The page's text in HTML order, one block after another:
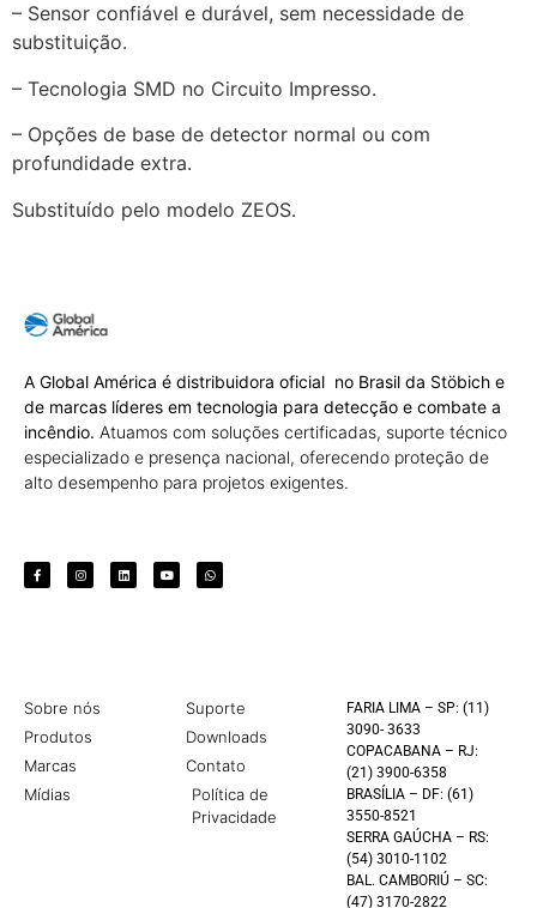
– Sensor confiável e durável, sem necessidade de
substituição.
– Tecnologia SMD no Circuito Impresso.
– Opções de base de detector normal ou com
profundidade extra.
Substituído pelo modelo ZEOS.
A Global América é distribuidora oficial no Brasil da Stöbich e
de marcas líderes em tecnologia para detecção e combate a
incêndio. Atuamos com soluções certificadas, suporte técnico
especializado e presença nacional, oferecendo proteção de
alto desempenho para projetos exigentes.
Sobre nós
Produtos
Marcas
Mídias
Suporte
Downloads
Contato
Política de
Privacidade
FARIA LIMA – SP: (11)
3090- 3633
COPACABANA – RJ:
(21) 3900-6358
BRASÍLIA – DF: (61)
3550-8521
SERRA GAÚCHA – RS:
(54) 3010-1102
BAL. CAMBORIÚ – SC:
(47) 3170-2822